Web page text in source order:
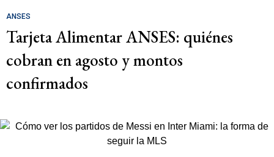
ANSES
Tarjeta Alimentar ANSES: quiénes
cobran en agosto y montos
confirmados